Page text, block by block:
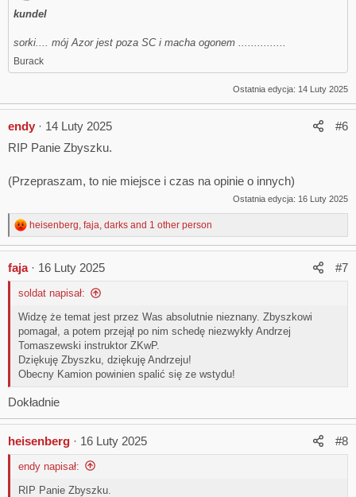
kundel
sorki.... mój Azor jest poza SC i macha ogonem ...............
Burack
Ostatnia edycja: 14 Luty 2025
endy 14 Luty 2025
#6
RIP Panie Zbyszku.
(Przepraszam, to nie miejsce i czas na opinie o innych)
Ostatnia edycja: 16 Luty 2025
R
e
c
t
heisenberg, faja, darks and 1 other person
faja 16 Luty 2025 #7
soldat napisał:
Widzę że temat jest przez Was absolutnie nieznany. Zbyszkowi
pomagał, a potem przejął po nim schedę niezwykły Andrzej
Tomaszewski instruktor ZKwP.
Dziękuję Zbyszku, dziękuję Andrzeju!
Obecny Kamion powinien spalić się ze wstydu!
Dokładnie
heisenberg 16 Luty 2025 #8
endy napisał:
RIP Panie Zbyszku.